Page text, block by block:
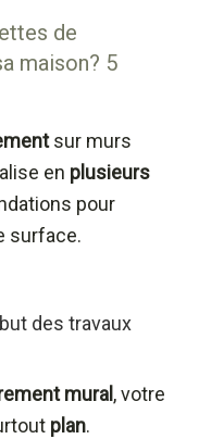
de
maison? 5
sur murs
en plusieurs
pour
surface.
des travaux
mural , votre
plan.